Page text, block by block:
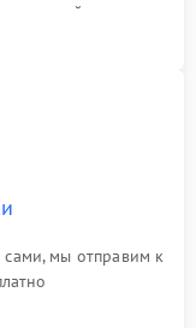
на сайте
сами, мы отправим к